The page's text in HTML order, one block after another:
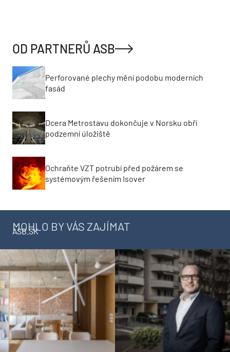
OD PARTNERŮ ASB
Perforované plechy mění podobu moderních
fasád
Dcera Metrostavu dokončuje v Norsku obří
podzemní úložiště
Ochraňte VZT potrubí před požárem se
systémovým řešením Isover
MOHLO BY VÁS ZAJÍMAT
ASB.SK